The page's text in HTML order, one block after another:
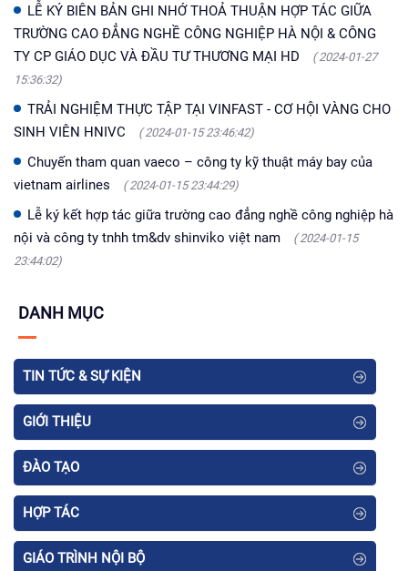
LỄ KÝ BIÊN BẢN GHI NHỚ THOẢ THUẬN HỢP TÁC GIỮA
TRƯỜNG CAO ĐẲNG NGHỀ CÔNG NGHIỆP HÀ NỘI & CÔNG
TY CP GIÁO DỤC VÀ ĐẦU TƯ THƯƠNG MẠI HD
( 2024-01-27
15:36:32)
TRẢI NGHIỆM THỰC TẬP TẠI VINFAST - CƠ HỘI VÀNG CHO
SINH VIÊN HNIVC
( 2024-01-15 23:46:42)
Chuyến tham quan vaeco – công ty kỹ thuật máy bay của
vietnam airlines
( 2024-01-15 23:44:29)
Lễ ký kết hợp tác giữa trường cao đẳng nghề công nghiệp hà
nội và công ty tnhh tm&dv shinviko việt nam
( 2024-01-15
23:44:02)
DANH MỤC
TIN TỨC & SỰ KIỆN
GIỚI THIỆU
ĐÀO TẠO
HỢP TÁC
GIÁO TRÌNH NỘI BỘ